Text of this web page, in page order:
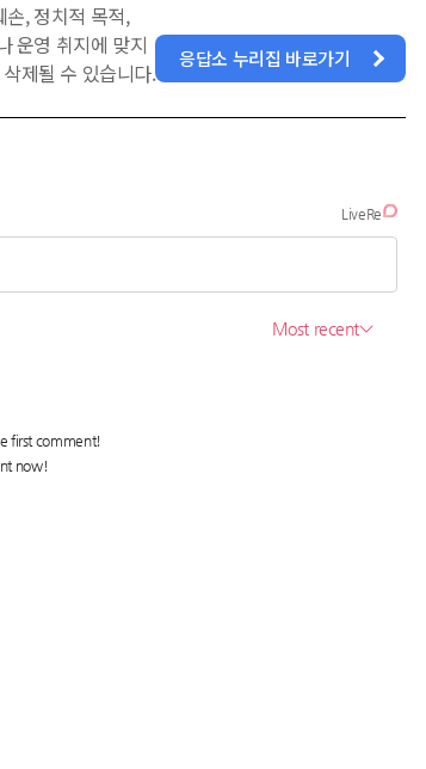
, 정치적 목적,
운영 취지에 맞지
제될 수 있습니다.
응답소 누리집 바로가기